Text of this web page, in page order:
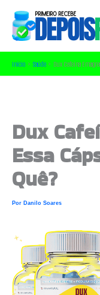
para
conteúdo
Início Saúde Dux Cafeína
Dux
Essa
Quê?
Por Danilo Soares